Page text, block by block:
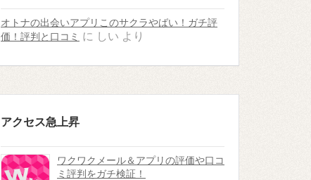
オトナの出会いアプリこのサクラやばい！ガチ評
価！評判と口コミ
に しい より
アクセス急上昇
ワクワクメール＆アプリの評価や口コ
ミ評判をガチ検証！